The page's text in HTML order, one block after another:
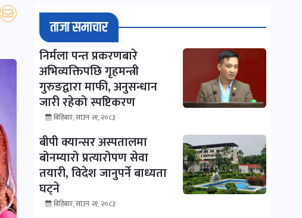
ताजा समाचार
निर्मला पन्त प्रकरणबारे
अभिव्यक्तिपछि गृहमन्त्री
गुरुङद्वारा माफी, अनुसन्धान
जारी रहेको स्पष्टिकरण
बिहिबार, साउन २१, २०८३
बीपी क्यान्सर अस्पतालमा
बोनम्यारो प्रत्यारोपण सेवा
तयारी, विदेश जानुपर्ने बाध्यता
घट्ने
बिहिबार, साउन २१, २०८३